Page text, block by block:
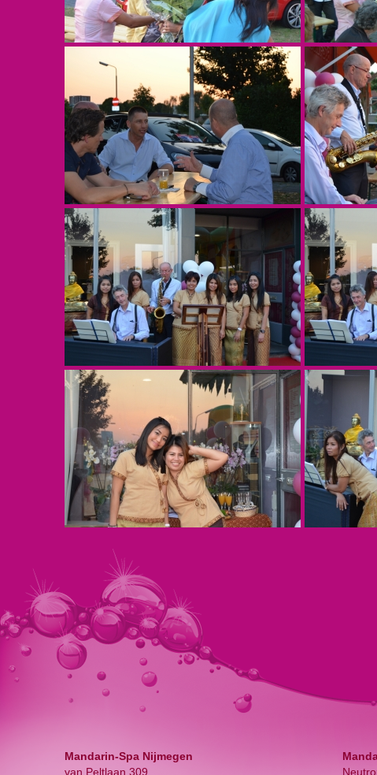
Mandarin-Spa Nijmegen
van Peltlaan 309